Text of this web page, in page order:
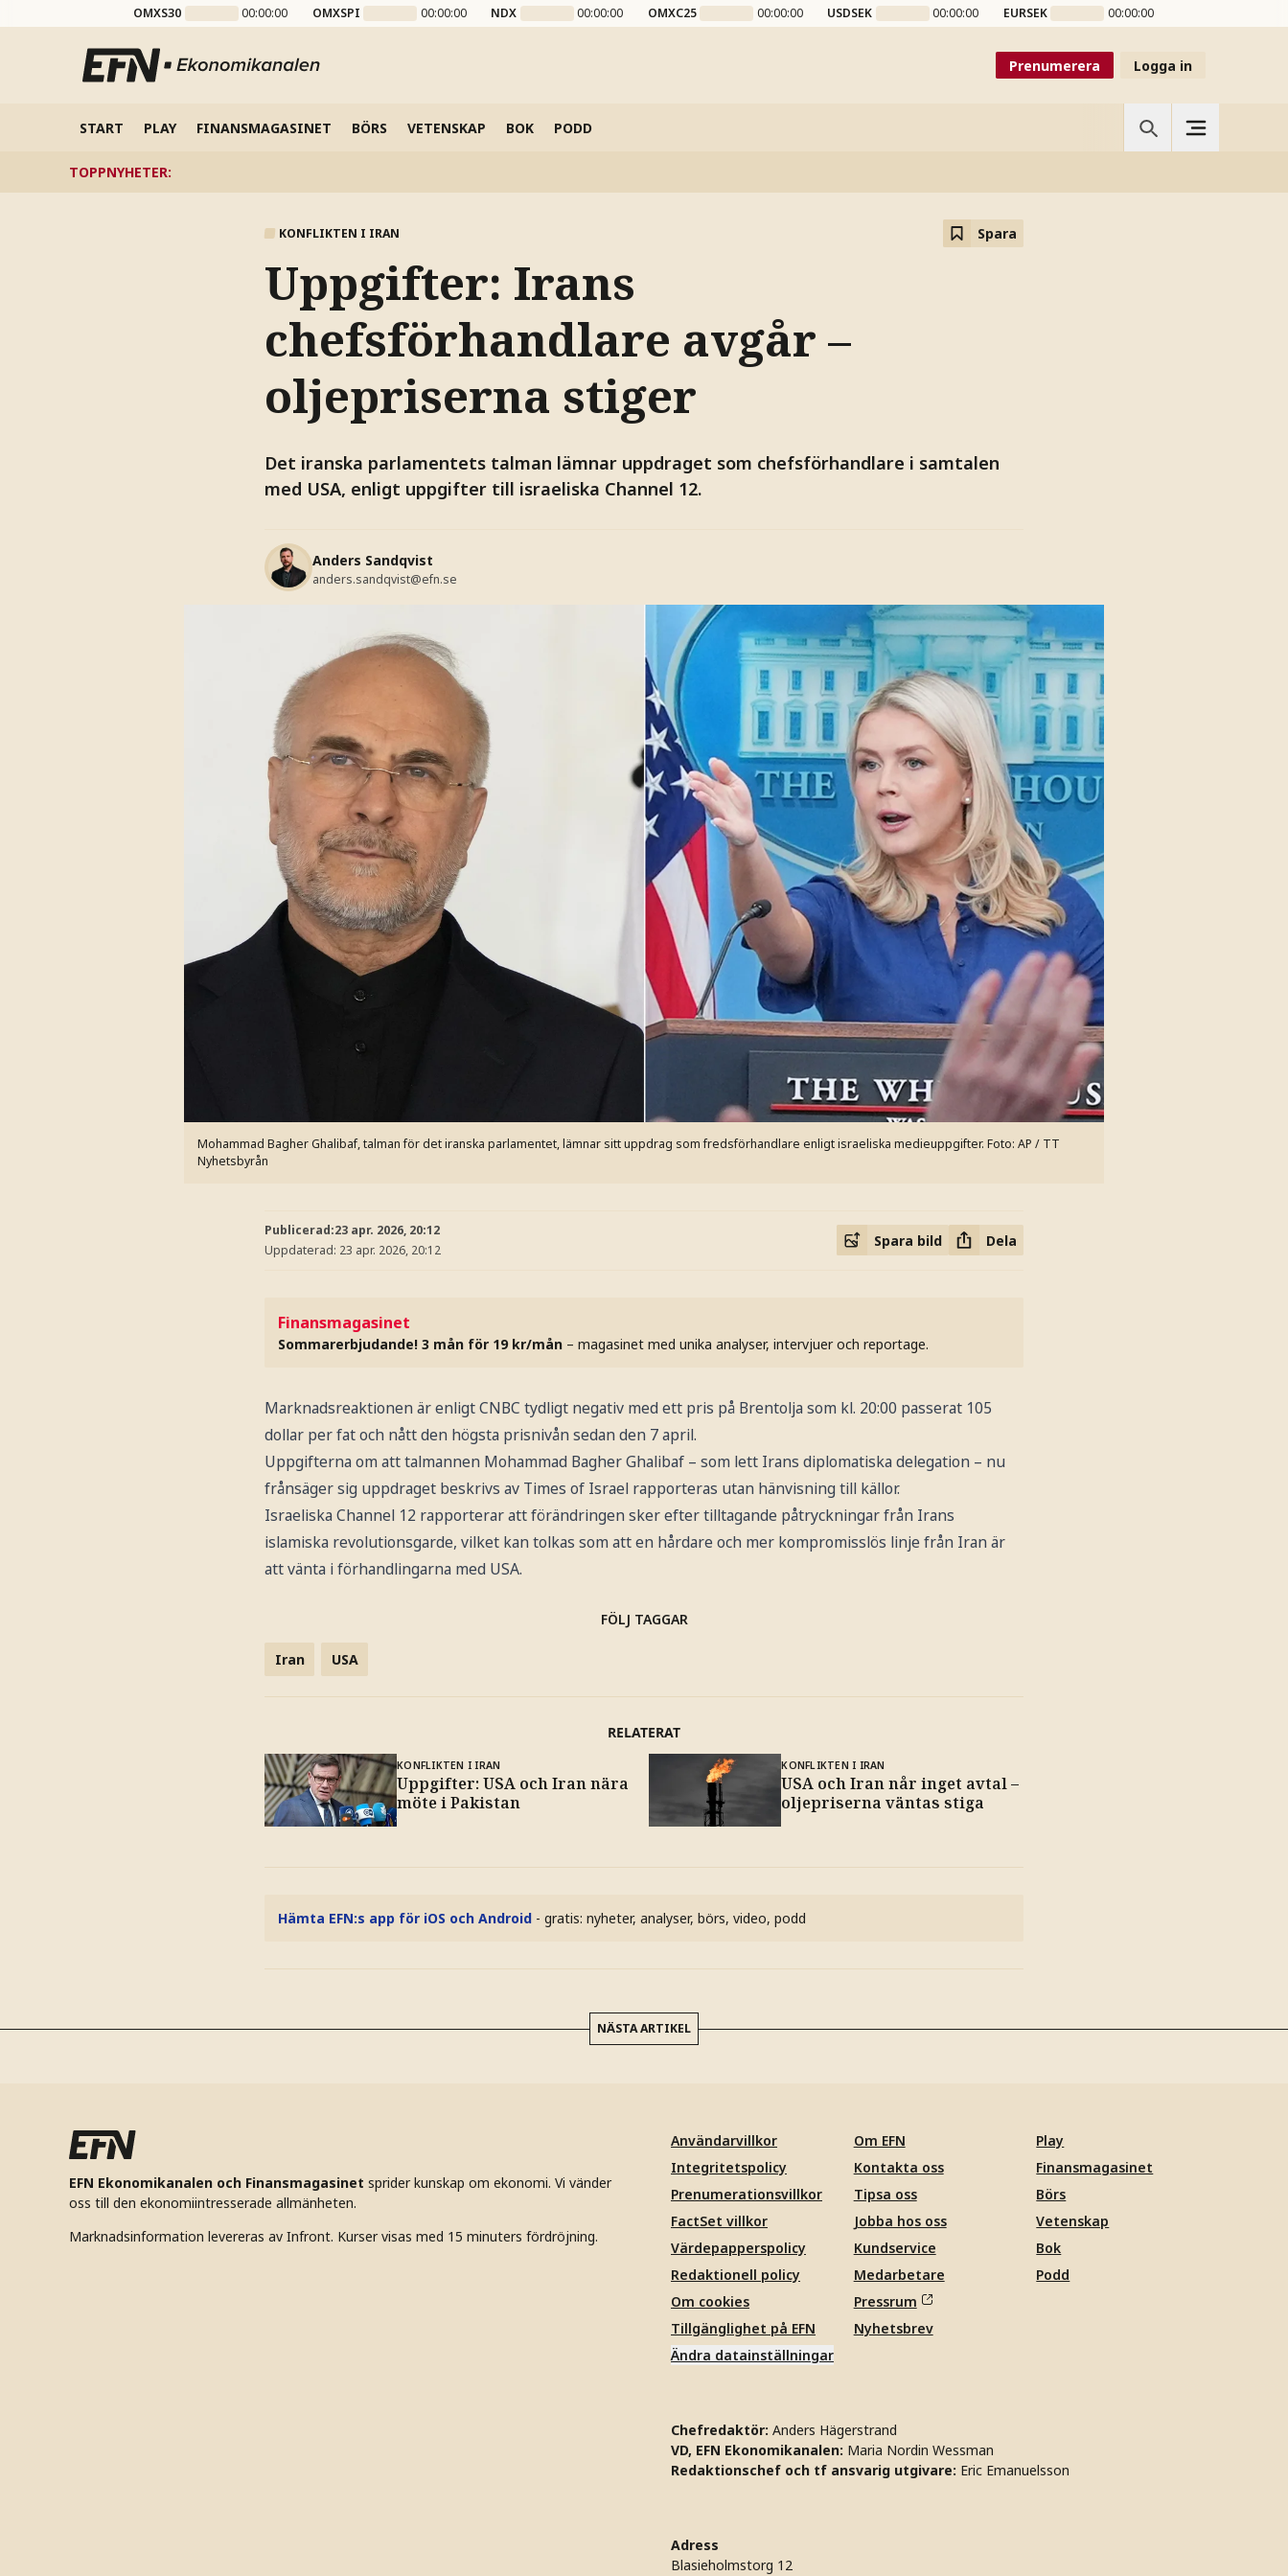
OMXS30 00:00:00 OMXSPI 00:00:00 NDX 00:00:00 OMXC25 00:00:00 USDSEK 00:00:00 EURSEK 00:00:00
Prenumerera Logga in
START PLAY FINANSMAGASINET BÖRS VETENSKAP BOK PODD
TOPPNYHETER:
KONFLIKTEN I IRAN Spara
Uppgifter: Irans
chefsförhandlare avgår –
oljepriserna stiger
Det iranska parlamentets talman lämnar uppdraget som chefsförhandlare i samtalen
med USA, enligt uppgifter till israeliska Channel 12.
Anders Sandqvist
anders.sandqvist@efn.se
Mohammad Bagher Ghalibaf, talman för det iranska parlamentet, lämnar sitt uppdrag som fredsförhandlare enligt israeliska medieuppgifter. Foto: AP / TT
Nyhetsbyrån
Publicerad:23 apr. 2026, 20:12
Uppdaterad: 23 apr. 2026, 20:12
Spara bild Dela
Finansmagasinet
Sommarerbjudande! 3 mån för 19 kr/mån – magasinet med unika analyser, intervjuer och reportage.
Marknadsreaktionen är enligt CNBC tydligt negativ med ett pris på Brentolja som kl. 20:00 passerat 105
dollar per fat och nått den högsta prisnivån sedan den 7 april.
Uppgifterna om att talmannen Mohammad Bagher Ghalibaf – som lett Irans diplomatiska delegation – nu
frånsäger sig uppdraget beskrivs av Times of Israel rapporteras utan hänvisning till källor.
Israeliska Channel 12 rapporterar att förändringen sker efter tilltagande påtryckningar från Irans
islamiska revolutionsgarde, vilket kan tolkas som att en hårdare och mer kompromisslös linje från Iran är
att vänta i förhandlingarna med USA.
FÖLJ TAGGAR
Iran USA
RELATERAT
KONFLIKTEN I IRAN
Uppgifter: USA och Iran nära
möte i Pakistan
KONFLIKTEN I IRAN
USA och Iran når inget avtal –
oljepriserna väntas stiga
Hämta EFN:s app för iOS och Android - gratis: nyheter, analyser, börs, video, podd
NÄSTA ARTIKEL
EFN Ekonomikanalen och Finansmagasinet sprider kunskap om ekonomi. Vi vänder
oss till den ekonomiintresserade allmänheten.
Marknadsinformation levereras av Infront. Kurser visas med 15 minuters fördröjning.
Användarvillkor
Integritetspolicy
Prenumerationsvillkor
FactSet villkor
Värdepapperspolicy
Redaktionell policy
Om cookies
Tillgänglighet på EFN
Ändra datainställningar
Om EFN
Kontakta oss
Tipsa oss
Jobba hos oss
Kundservice
Medarbetare
Pressrum
Nyhetsbrev
Play
Finansmagasinet
Börs
Vetenskap
Bok
Podd
Chefredaktör: Anders Hägerstrand
VD, EFN Ekonomikanalen: Maria Nordin Wessman
Redaktionschef och tf ansvarig utgivare: Eric Emanuelsson
Adress
Blasieholmstorg 12